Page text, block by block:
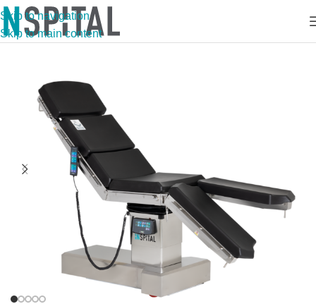
Skip to navigation
Skip to main content